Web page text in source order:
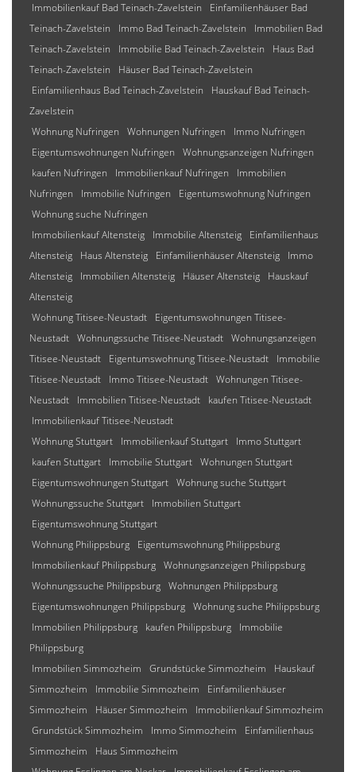
Immobilienkauf Bad Teinach-Zavelstein
Einfamilienhäuser Bad
Teinach-Zavelstein
Immo Bad Teinach-Zavelstein
Immobilien Bad
Teinach-Zavelstein
Immobilie Bad Teinach-Zavelstein
Haus Bad
Teinach-Zavelstein
Häuser Bad Teinach-Zavelstein
Einfamilienhaus Bad Teinach-Zavelstein
Hauskauf Bad Teinach-
Zavelstein
Wohnung Nufringen
Wohnungen Nufringen
Immo Nufringen
Eigentumswohnungen Nufringen
Wohnungsanzeigen Nufringen
kaufen Nufringen
Immobilienkauf Nufringen
Immobilien
Nufringen
Immobilie Nufringen
Eigentumswohnung Nufringen
Wohnung suche Nufringen
Immobilienkauf Altensteig
Immobilie Altensteig
Einfamilienhaus
Altensteig
Haus Altensteig Einfamilienhäuser Altensteig
Immo
Altensteig
Immobilien Altensteig Häuser Altensteig
Hauskauf
Altensteig
Wohnung Titisee-Neustadt
Eigentumswohnungen Titisee-
Neustadt Wohnungssuche Titisee-Neustadt Wohnungsanzeigen
Titisee-Neustadt
Eigentumswohnung Titisee-Neustadt
Immobilie
Titisee-Neustadt
Immo Titisee-Neustadt Wohnungen Titisee-
Neustadt
Immobilien Titisee-Neustadt
kaufen Titisee-Neustadt
Immobilienkauf Titisee-Neustadt
Wohnung Stuttgart
Immobilienkauf Stuttgart
Immo Stuttgart
kaufen Stuttgart
Immobilie Stuttgart Wohnungen Stuttgart
Eigentumswohnungen Stuttgart Wohnung suche Stuttgart
Wohnungssuche Stuttgart
Immobilien Stuttgart
Eigentumswohnung Stuttgart
Wohnung Philippsburg
Eigentumswohnung Philippsburg
Immobilienkauf Philippsburg Wohnungsanzeigen Philippsburg
Wohnungssuche Philippsburg Wohnungen Philippsburg
Eigentumswohnungen Philippsburg Wohnung suche Philippsburg
Immobilien Philippsburg
kaufen Philippsburg
Immobilie
Philippsburg
Immobilien Simmozheim
Grundstücke Simmozheim
Hauskauf
Simmozheim
Immobilie Simmozheim
Einfamilienhäuser
Simmozheim
Häuser Simmozheim
Immobilienkauf Simmozheim
Grundstück Simmozheim
Immo Simmozheim
Einfamilienhaus
Simmozheim
Haus Simmozheim